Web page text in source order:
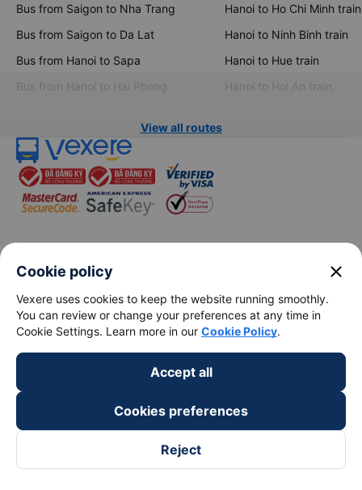
Bus from Saigon to Nha Trang
Bus from Saigon to Da Lat
Bus from Hanoi to Sapa
Bus from Hanoi to Hai Phong
Hanoi to Ho Chi Minh train
Hanoi to Ninh Binh train
Hanoi to Hue train
Hanoi to Hoi An train
View all routes
keyboard_arrow_down
About Us
Support
keyboard_arrow_down
Become a Partner
Payment partners
Cookie policy close
Vexere uses cookies to keep the website running smoothly.
You can review or change your preferences at any time in
Cookie Settings. Learn more in our Cookie Policy.
Accept all
Cookies preferences
Reject